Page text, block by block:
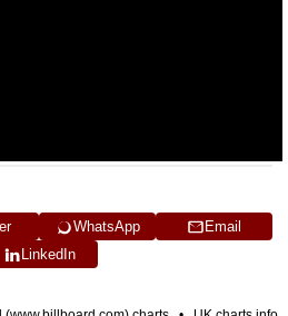
WhatsApp
Email
LinkedIn